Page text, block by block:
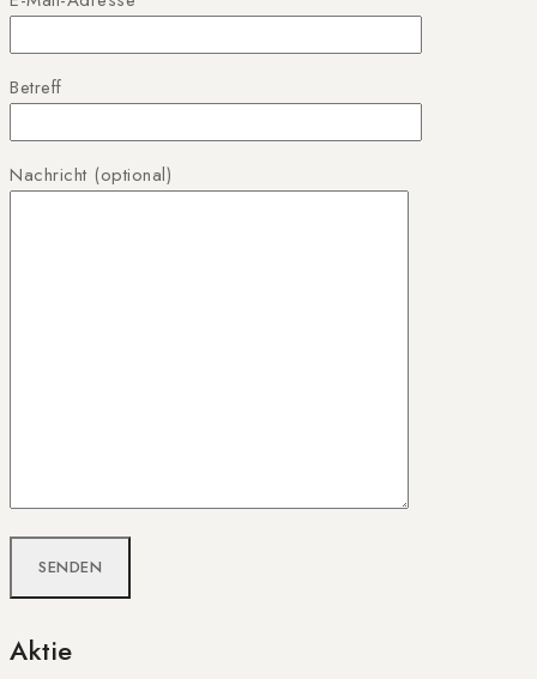
Betreff
Nachricht (optional)
Aktie